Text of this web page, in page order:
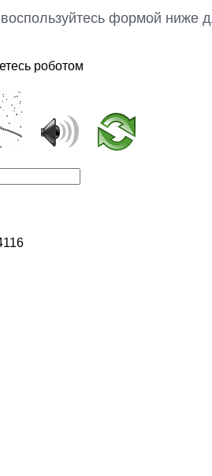
формой ниже
роботом